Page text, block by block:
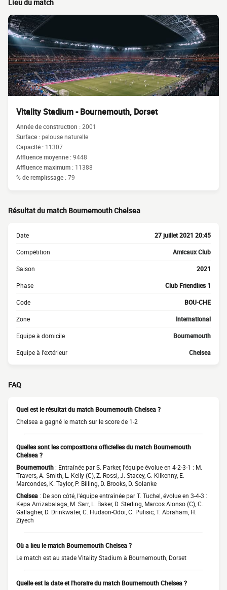
Lieu du match
Vitality Stadium - Bournemouth, Dorset
Année de construction :2001
Surface :pelouse naturelle
Capacité : 11307
Affluence moyenne :9448
Affluence maximum : 11388
% de remplissage :79
Résultat du match Bournemouth Chelsea
Date 27 juillet 2021 20:45
Compétition Amicaux Club
Saison 2021
Phase Club Friendlies 1
Code BOU-CHE
Zone International
Equipe à domicile Bournemouth
Equipe à l'extérieur Chelsea
FAQ
Quel est le résultat du match Bournemouth Chelsea ?
Chelsea a gagné le match sur le score de 1-2
Quelles sont les compositions officielles du match Bournemouth
Chelsea ?
Bournemouth : Entraînée par S. Parker, l'équipe évolue en 4-2-3-1 : M.
Travers, A. Smith, L. Kelly (C), Z. Rossi, J. Stacey, G. Kilkenny, E.
Marcondes, K. Taylor, P. Billing, D. Brooks, D. Solanke
Chelsea : De son côté, l'équipe entraînée par T. Tuchel, évolue en 3-4-3 :
Kepa Arrizabalaga, M. Sarr, L. Baker, D. Sterling, Marcos Alonso (C), C.
Gallagher, D. Drinkwater, C. Hudson-Odoi, C. Pulisic, T. Abraham, H.
Ziyech
Où a lieu le match Bournemouth Chelsea ?
Le match est au stade Vitality Stadium à Bournemouth, Dorset
Quelle est la date et l'horaire du match Bournemouth Chelsea ?